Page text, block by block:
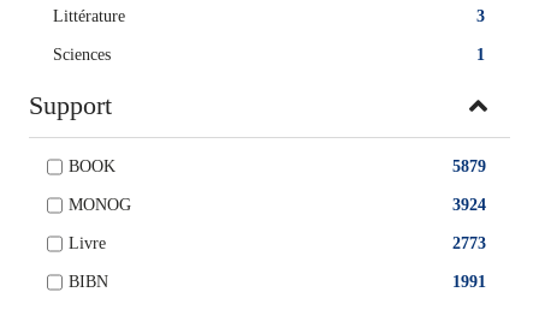
3
Littérature
1
Sciences
Support
5879
BOOK
3924
MONOG
2773
Livre
1991
BIBN